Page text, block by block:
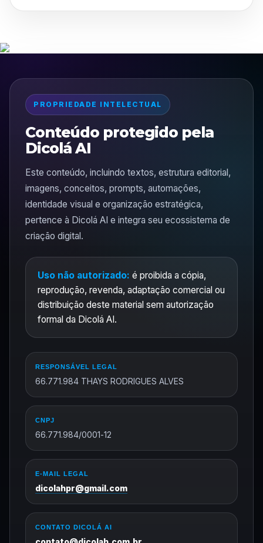
PROPRIEDADE INTELECTUAL
Conteúdo protegido pela
Dicolá AI
Este conteúdo, incluindo textos, estrutura editorial,
imagens, conceitos, prompts, automações,
identidade visual e organização estratégica,
pertence à Dicolá AI e integra seu ecossistema de
criação digital.
Uso não autorizado: é proibida a cópia,
reprodução, revenda, adaptação comercial ou
distribuição deste material sem autorização
formal da Dicolá AI.
RESPONSÁVEL LEGAL
66.771.984 THAYS RODRIGUES ALVES
CNPJ
66.771.984/0001-12
E-MAIL LEGAL
dicolahpr@gmail.com
CONTATO DICOLÁ AI